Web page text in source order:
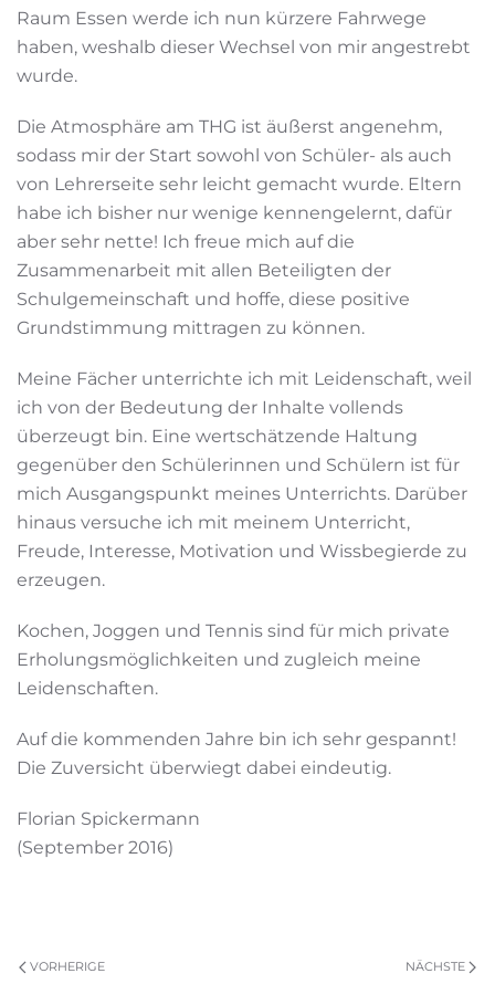
Raum Essen werde ich nun kürzere Fahrwege
haben, weshalb dieser Wechsel von mir angestrebt
wurde.
Die Atmosphäre am THG ist äußerst angenehm,
sodass mir der Start sowohl von Schüler- als auch
von Lehrerseite sehr leicht gemacht wurde. Eltern
habe ich bisher nur wenige kennengelernt, dafür
aber sehr nette! Ich freue mich auf die
Zusammenarbeit mit allen Beteiligten der
Schulgemeinschaft und hoffe, diese positive
Grundstimmung mittragen zu können.
Meine Fächer unterrichte ich mit Leidenschaft, weil
ich von der Bedeutung der Inhalte vollends
überzeugt bin. Eine wertschätzende Haltung
gegenüber den Schülerinnen und Schülern ist für
mich Ausgangspunkt meines Unterrichts. Darüber
hinaus versuche ich mit meinem Unterricht,
Freude, Interesse, Motivation und Wissbegierde zu
erzeugen.
Kochen, Joggen und Tennis sind für mich private
Erholungsmöglichkeiten und zugleich meine
Leidenschaften.
Auf die kommenden Jahre bin ich sehr gespannt!
Die Zuversicht überwiegt dabei eindeutig.
Florian Spickermann
(September 2016)
VORHERIGE NÄCHSTE